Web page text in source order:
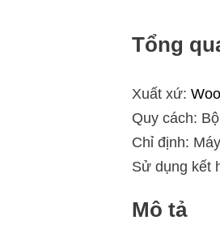
Tổng
Xuất xứ:
Quy cách: Bộ
Chỉ định: Máy
Sử dụng kết
Mô tả